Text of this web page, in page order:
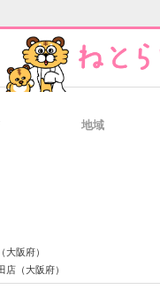
地域
大阪府）
店（大阪府）